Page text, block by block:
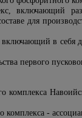
включающий
для
в себя
первого
комплекса
комплекса -